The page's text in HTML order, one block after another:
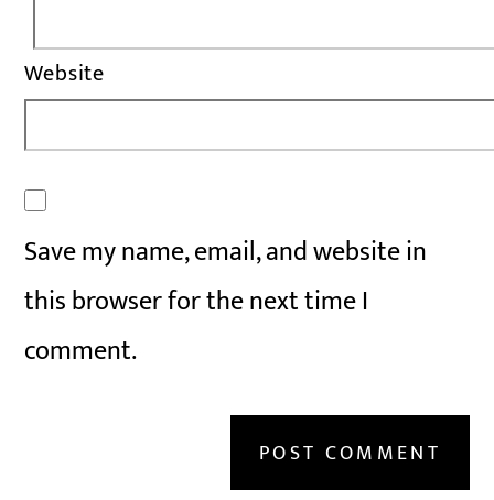
Website
Save my name, email, and website in
this browser for the next time I
comment.